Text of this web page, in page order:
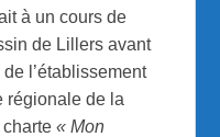
à un cours de
de Lillers avant
l’établissement
régionale de la
charte« Mon